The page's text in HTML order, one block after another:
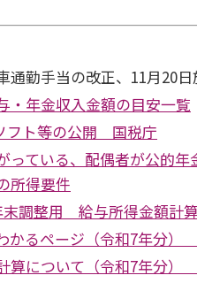
通勤手当の改正、11月20
・年金収入金額の目安一覧
フト等の公開 国税庁
っている、配偶者が公的
所得要件
末調整用 給与所得金額計
かるページ（令和7年分）
算について（令和7年分）